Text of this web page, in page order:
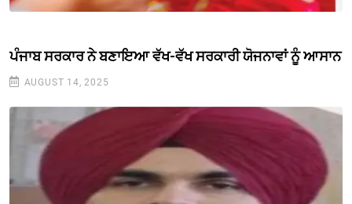
ਪੰਜਾਬ ਸਰਕਾਰ ਨੇ ਬਣਾਇਆ ਵੱਖ-ਵੱਖ ਸਰਕਾਰੀ ਯੋਜਨਾਵਾਂ ਨੂੰ ਆਸਾਨ
AUGUST 14, 2025